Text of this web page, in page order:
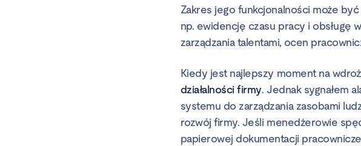
Zakres jego funkcjonalności może
np. ewidencję czasu pracy i obsługę
zarządzania talentami, ocen
Kiedy jest najlepszy moment na
działalności firmy. Jednak sygnałem
systemu do zarządzania zasobami
rozwój firmy. Jeśli menedżerowie
papierowej dokumentacji